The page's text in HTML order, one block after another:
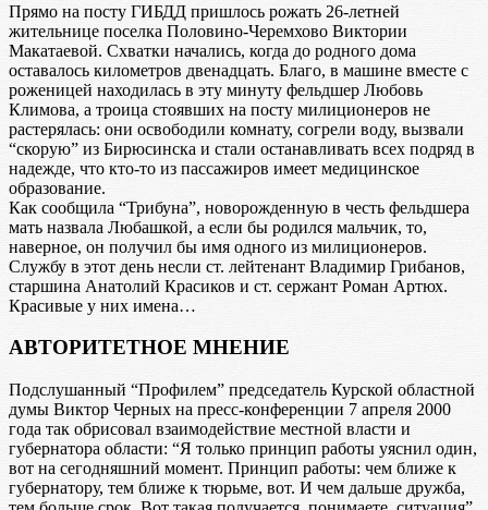
Прямо на посту ГИБДД пришлось рожать 26-летней
жительнице поселка Половино-Черемхово Виктории
Макатаевой. Схватки начались, когда до родного дома
оставалось километров двенадцать. Благо, в машине вместе с
роженицей находилась в эту минуту фельдшер Любовь
Климова, а троица стоявших на посту милиционеров не
растерялась: они освободили комнату, согрели воду, вызвали
“скорую” из Бирюсинска и стали останавливать всех подряд в
надежде, что кто-то из пассажиров имеет медицинское
образование.
Как сообщила “Трибуна”, новорожденную в честь фельдшера
мать назвала Любашкой, а если бы родился мальчик, то,
наверное, он получил бы имя одного из милиционеров.
Службу в этот день несли ст. лейтенант Владимир Грибанов,
старшина Анатолий Красиков и ст. сержант Роман Артюх.
Красивые у них имена…
АВТОРИТЕТНОЕ МНЕНИЕ
Подслушанный “Профилем” председатель Курской областной
думы Виктор Черных на пресс-конференции 7 апреля 2000
года так обрисовал взаимодействие местной власти и
губернатора области: “Я только принцип работы уяснил один,
вот на сегодняшний момент. Принцип работы: чем ближе к
губернатору, тем ближе к тюрьме, вот. И чем дальше дружба,